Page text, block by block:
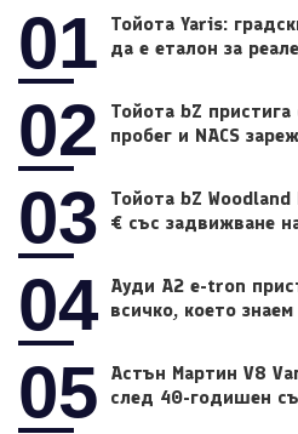
01
Тойота Yaris:
да е еталон за
02
Тойота bZ
пробег и NACS
03
Тойота bZ
€ със задвижване
04 Ауди A2 e-tron
всичко, което
05
Астън Мартин V8
след 40-годишен